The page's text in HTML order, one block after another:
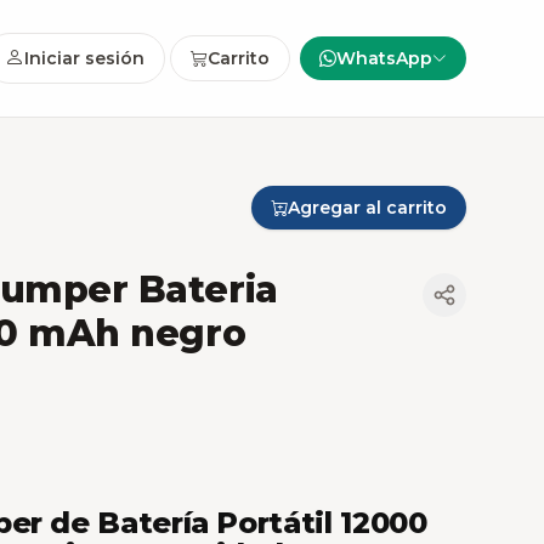
Iniciar sesión Carrito WhatsApp
Agregar al carrito
Bateria
mAh negro
de Batería Portátil 12000